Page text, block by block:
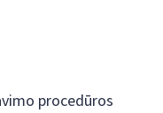
procedūros